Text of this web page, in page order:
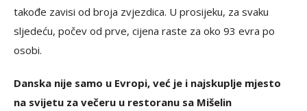
takođe zavisi od broja zvjezdica. U prosijeku, za svaku
sljedeću, počev od prve, cijena raste za oko 93 evra po
osobi.
Danska nije samo u Evropi, već je i najskuplje mjesto
na svijetu za večeru u restoranu sa Mišelin